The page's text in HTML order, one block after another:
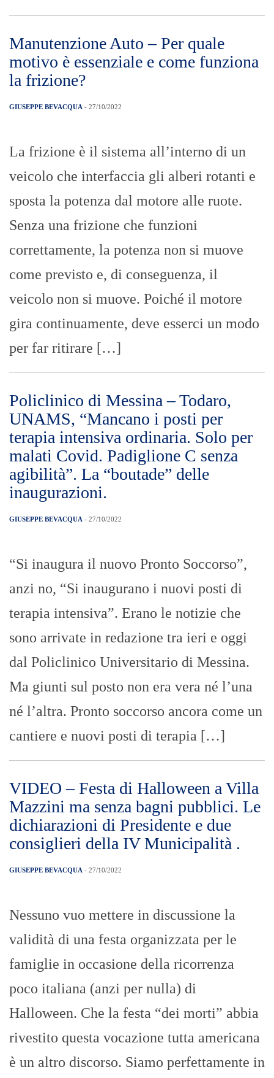
Manutenzione Auto – Per quale
motivo è essenziale e come funziona
la frizione?
GIUSEPPE BEVACQUA - 27/10/2022
La frizione è il sistema all’interno di un
veicolo che interfaccia gli alberi rotanti e
sposta la potenza dal motore alle ruote.
Senza una frizione che funzioni
correttamente, la potenza non si muove
come previsto e, di conseguenza, il
veicolo non si muove. Poiché il motore
gira continuamente, deve esserci un modo
per far ritirare […]
Policlinico di Messina – Todaro,
UNAMS, “Mancano i posti per
terapia intensiva ordinaria. Solo per
malati Covid. Padiglione C senza
agibilità”. La “boutade” delle
inaugurazioni.
GIUSEPPE BEVACQUA - 27/10/2022
“Si inaugura il nuovo Pronto Soccorso”,
anzi no, “Si inaugurano i nuovi posti di
terapia intensiva”. Erano le notizie che
sono arrivate in redazione tra ieri e oggi
dal Policlinico Universitario di Messina.
Ma giunti sul posto non era vera né l’una
né l’altra. Pronto soccorso ancora come un
cantiere e nuovi posti di terapia […]
VIDEO – Festa di Halloween a Villa
Mazzini ma senza bagni pubblici. Le
dichiarazioni di Presidente e due
consiglieri della IV Municipalità .
GIUSEPPE BEVACQUA - 27/10/2022
Nessuno vuo mettere in discussione la
validità di una festa organizzata per le
famiglie in occasione della ricorrenza
poco italiana (anzi per nulla) di
Halloween. Che la festa “dei morti” abbia
rivestito questa vocazione tutta americana
è un altro discorso. Siamo perfettamente in